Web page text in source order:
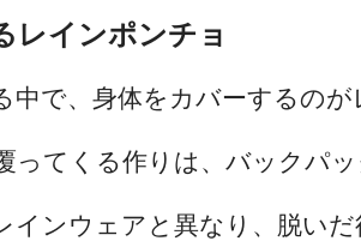
レインポンチョ
中で、身体をカバーするのが
ってくる作りは、バックパ
インウェアと異なり、脱い